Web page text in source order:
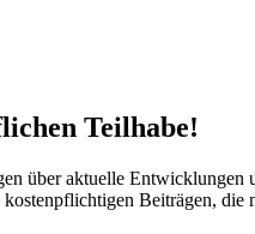
Teilhabe!
über aktuelle Entwicklungen
Beiträgen,